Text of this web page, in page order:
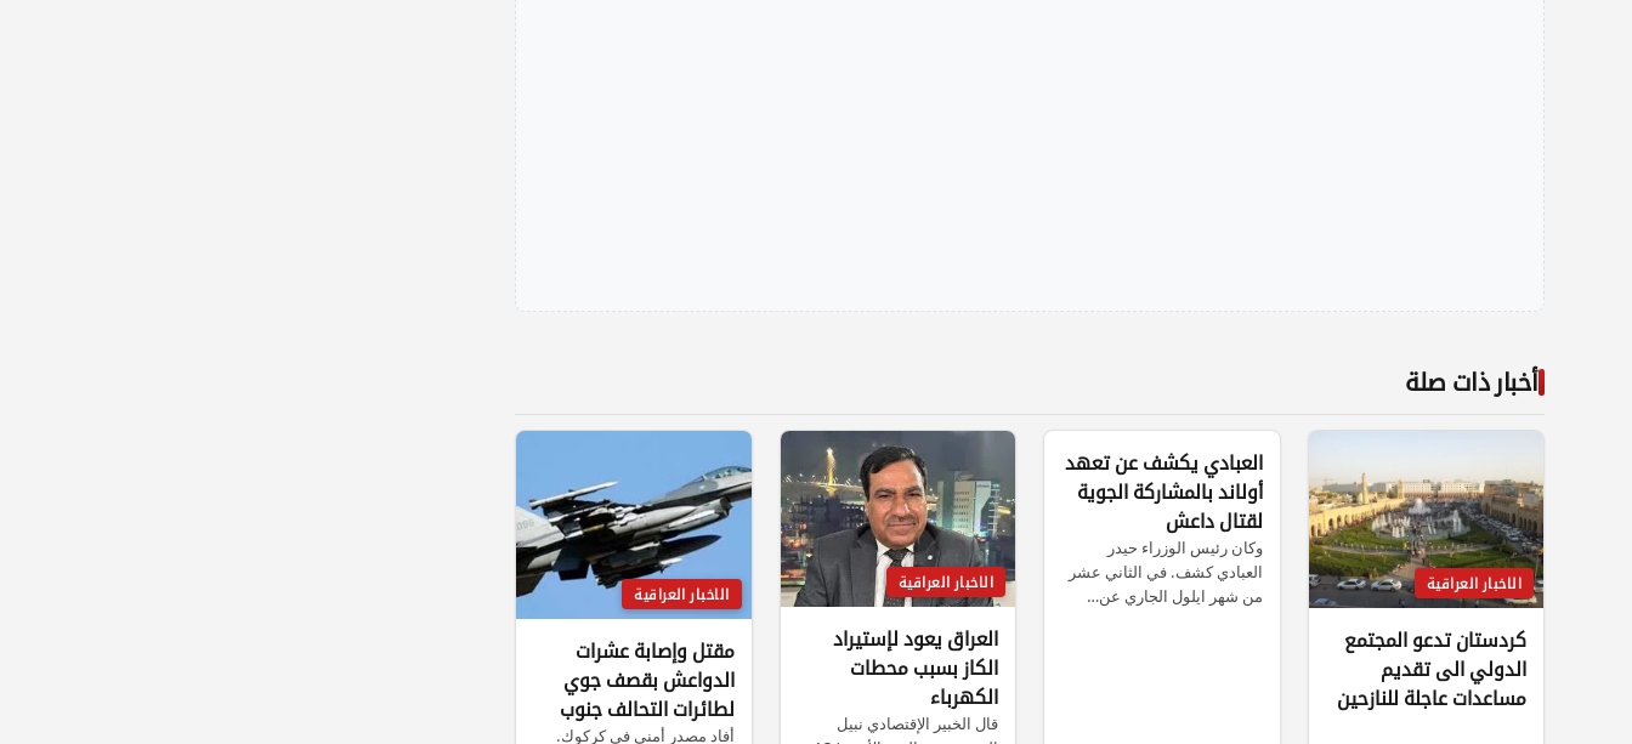
أخبار ذات صلة
الاخبار العراقية
كردستان تدعو المجتمع
الدولي الى تقديم
مساعدات عاجلة للنازحين
العبادي يكشف عن تعهد
أولاند بالمشاركة الجوية
لقتال داعش
وكان رئيس الوزراء حيدر
العبادي كشف. في الثاني عشر
من شهر ايلول الجاري عن…
الاخبار العراقية
العراق يعود لإستيراد
الكاز بسبب محطات
الكهرباء
قال الخبير الإقتصادي نبيل
الاخبار العراقية
مقتل وإصابة عشرات
الدواعش بقصف جوي
لطائرات التحالف جنوب
كركوك
أفاد مصدر أمني في كركوك.